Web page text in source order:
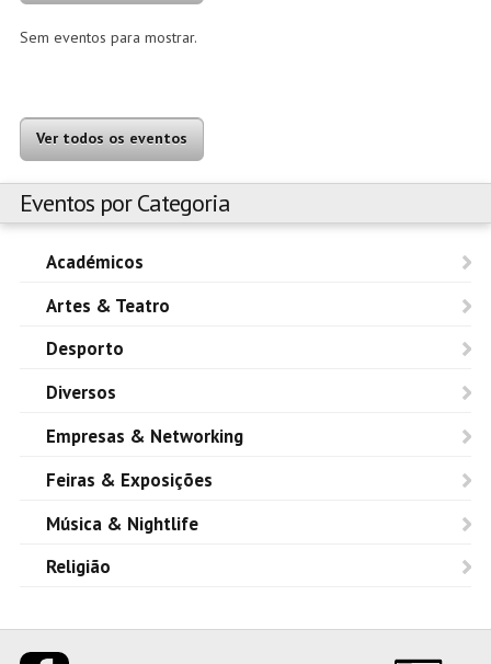
Sem eventos para mostrar.
Ver todos os eventos
Eventos por Categoria
Académicos
Artes & Teatro
Desporto
Diversos
Empresas & Networking
Feiras & Exposições
Música & Nightlife
Religião